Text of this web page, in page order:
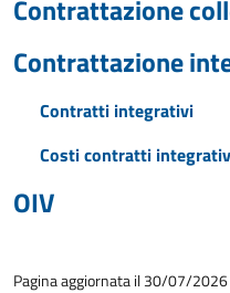
Contrattazione
Contrattazione
Contratti integrativi
Costi contratti
OIV
Pagina aggiornata il 30/07/